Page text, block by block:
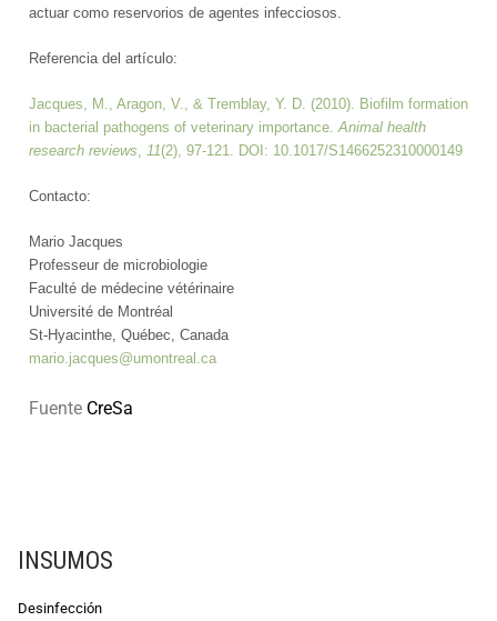
actuar como reservorios de agentes infecciosos.
Referencia del artículo:
Jacques, M., Aragon, V., & Tremblay, Y. D. (2010). Biofilm formation
in bacterial pathogens of veterinary importance. Animal health
research reviews
11(2), 97-121. DOI: 10.1017/S1466252310000149
Contacto:
Mario Jacques
Professeur de microbiologie
Faculté de médecine vétérinaire
Université de Montréal
St-Hyacinthe, Québec, Canada
mario.jacques@umontreal.ca
Fuente CreSa
INSUMOS
Desinfección